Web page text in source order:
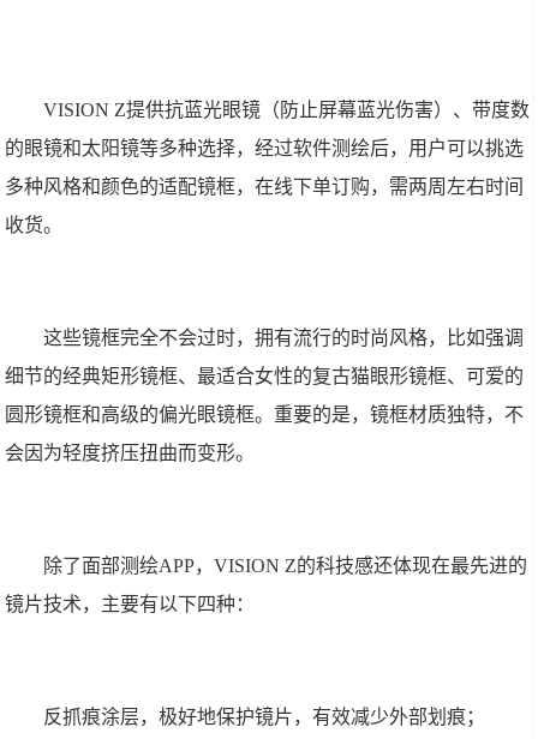
VISION Z提供抗蓝光眼镜（防止屏幕蓝光伤害）、带度数
的眼镜和太阳镜等多种选择，经过软件测绘后，用户可以挑选
多种风格和颜色的适配镜框，在线下单订购，需两周左右时间
收货。
这些镜框完全不会过时，拥有流行的时尚风格，比如强调
细节的经典矩形镜框、最适合女性的复古猫眼形镜框、可爱的
圆形镜框和高级的偏光眼镜框。重要的是，镜框材质独特，不
会因为轻度挤压扭曲而变形。
除了面部测绘APP，VISION Z的科技感还体现在最先进的
镜片技术，主要有以下四种：
反抓痕涂层，极好地保护镜片，有效减少外部划痕；